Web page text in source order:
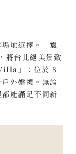
地選擇。「寰
將台北絕美景致
」：位於 8
外婚禮。無論
能滿足不同新